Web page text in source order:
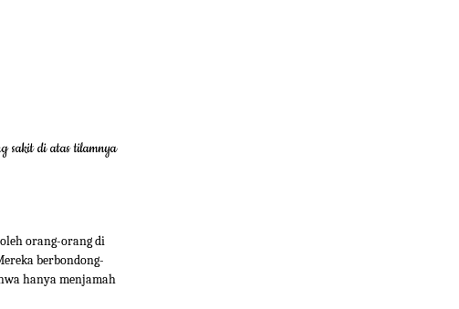
sakit di atas tilamnya
orang-orang di
berbondong-
hanya menjamah